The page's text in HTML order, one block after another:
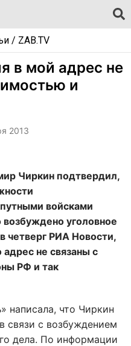
/ ZAB.TV
в мой адрес не
и
2013
Чиркин подтвердил,
войсками
возбуждено уголовное
четверг РИА Новости,
адрес не связаны с
РФ и так
написала, что Чиркин
связи с возбуждением
дела. По информации